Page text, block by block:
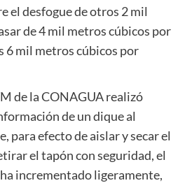
el desfogue de otros 2 mil
de 4 mil metros cúbicos por
6 mil metros cúbicos por
de la CONAGUA realizó
de un dique al
para efecto de aislar y secar el
el tapón con seguridad, el
incrementado ligeramente,